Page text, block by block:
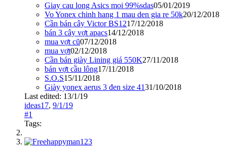
Giay cau long Asics moi 99%sdas05/01/2019
Vo Yonex chinh hang 1 mau den gia re 50k20/12/2018
Cần bán cây Victor BS1217/12/2018
bán 3 cây vợt apacs14/12/2018
mua vợt cũ07/12/2018
mua vợt02/12/2018
Cần bán giày Lining giá 550K27/11/2018
bán vợt cầu lông17/11/2018
S.O.S15/11/2018
Giày yonex aerus 3 đen size 4131/10/2018
Last edited: 13/1/19
ideas17, 9/1/19
#1
Tags: